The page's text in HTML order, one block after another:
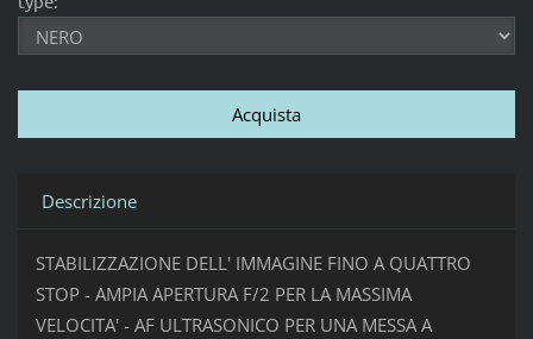
Descrizione
STABILIZZAZIONE DELL' IMMAGINE FINO A QUATTRO
STOP - AMPIA APERTURA F/2 PER LA MASSIMA
VELOCITA' - AF ULTRASONICO PER UNA MESSA A